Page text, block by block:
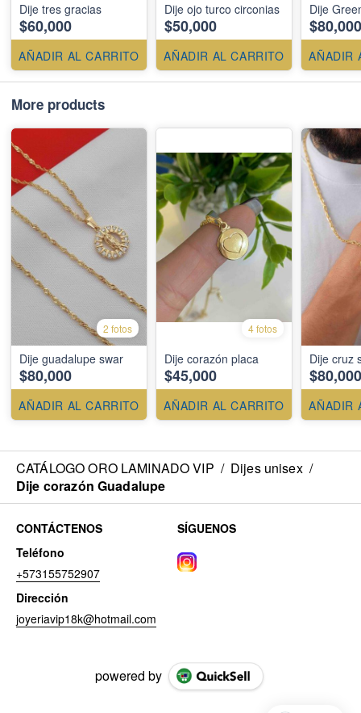
Dije tres gracias
$60,000
AÑADIR AL CARRITO
Dije ojo turco circonias
$50,000
AÑADIR AL CARRITO
Dije
$80,000
AÑADIR
More products
2 fotos
Dije guadalupe swar
$80,000
AÑADIR AL CARRITO
4 fotos
Dije corazón placa
$45,000
AÑADIR AL CARRITO
Dije cruz
$80,000
AÑADIR
CATÁLOGO ORO LAMINADO VIP / Dijes unisex /
Dije corazón Guadalupe
CONTÁCTENOS
Teléfono
+573155752907
Dirección
joyeriavip18k@hotmail.com
SÍGUENOS
powered by